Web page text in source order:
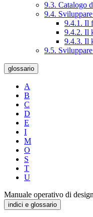
9.3. Catalogo
9.4.
9.4.1. Il
9.4.2. Il
9.4.3. Il
9.5.
glossario
A
B
C
D
E
I
M
O
S
T
U
Manuale operativo di design
indici e glossario